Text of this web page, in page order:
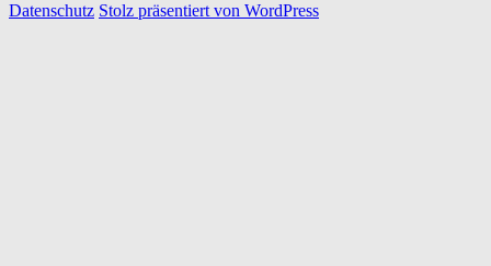
Datenschutz Stolz präsentiert von WordPress